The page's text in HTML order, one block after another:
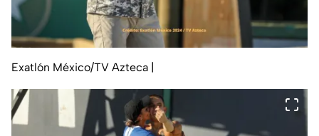
Exatlón México/TV Azteca